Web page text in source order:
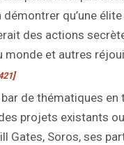
qu’une
des actions
monde et autres
bar de thématiques en
projets existants
Gates, Soros, ses